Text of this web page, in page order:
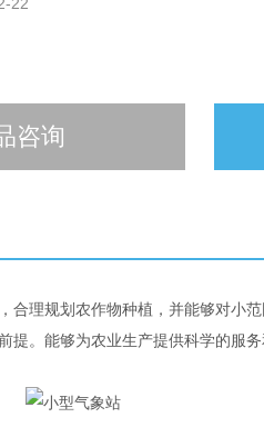
咨询
合理规划农作物种植，并能够对小
提。能够为农业生产提供科学的服